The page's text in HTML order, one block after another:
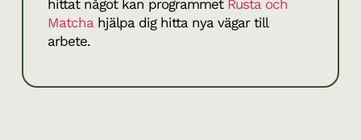
hittat något kan programmet Rusta och
Matchahjälpa dig hitta nya vägar till
arbete.